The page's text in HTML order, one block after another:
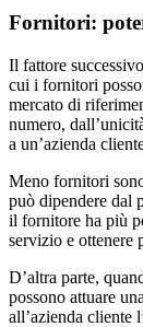
Fornitori:
Il fattore
cui i fornitori
mercato di
numero,
a un’azienda
Meno fornitori
può dipendere dal
il fornitore ha più
servizio e ottenere
D’altra parte,
possono attuare
all’azienda cliente